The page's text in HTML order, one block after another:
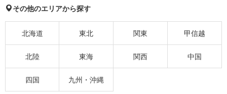
その他のエリアから探す
北海道 東北 関東 甲信越
北陸 東海 関西 中国
四国 九州・沖縄